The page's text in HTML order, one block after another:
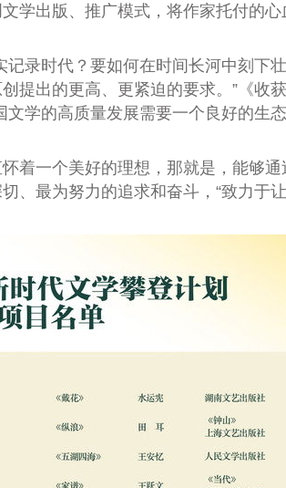
学出版、推广模式，将作家托付的
时代？要如何在时间长河中刻下
出的更高、更紧迫的要求。”《收
学的高质量发展需要一个良好的生
一个美好的理想，那就是，能够通
、最为努力的追求和奋斗，“致力于